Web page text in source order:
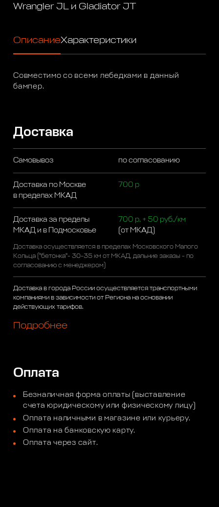
Wrangler JL и Gladiator JT
ОписаниеХарактеристики
Совместимо со всеми лебедками в данный
бампер.
Доставка
Самовывоз по согласованию
Доставка по Москве
в пределах МКАД
700 р
Доставка за пределы
МКАД и в Подмосковье
700 р. + 50 руб./км
(от МКАД)
Доставка осуществляется в пределах Московского Малого
Кольца ("бетонка"- 30-35 км от МКАД, дальние заказы - по
согласованию с менеджером)
Доставка в города России осуществляется транспортными
компаниями в зависимости от Региона на основании
действующих тарифов.
Подробнее
Оплата
Безналичная форма оплаты (выставление
счета юридическому или физическому лицу)
Оплата наличными в магазине или курьеру.
Оплата на банковскую карту.
Оплата через сайт.